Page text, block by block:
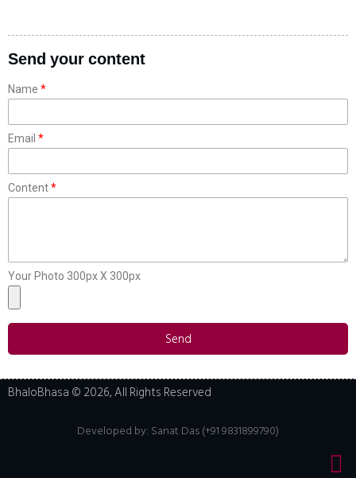
Send your content
Name
Email
Content
Your Photo 300px X 300px
Send
BhaloBhasa © 2026, All Rights Reserved
Developed by: Sanat Das (+91 9831899790)